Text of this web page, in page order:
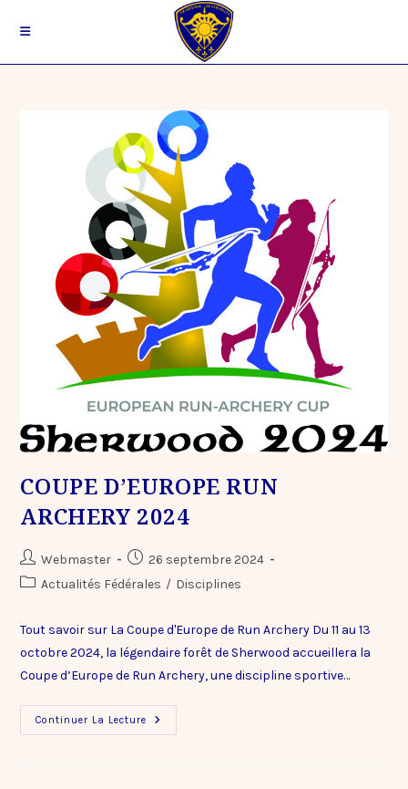
COUPE D’EUROPE RUN
ARCHERY 2024
Webmaster
26 septembre 2024
Actualités Fédérales / Disciplines
Tout savoir sur La Coupe d'Europe de Run Archery Du 11 au 13
octobre 2024, la légendaire forêt de Sherwood accueillera la
Coupe d’Europe de Run Archery, une discipline sportive…
Continuer La Lecture